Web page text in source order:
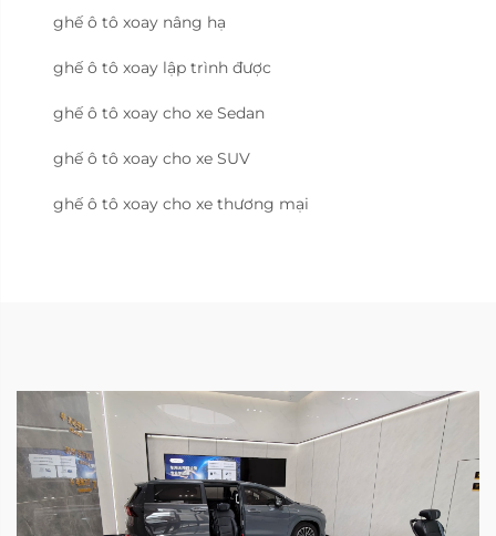
ghế ô tô xoay nâng hạ
ghế ô tô xoay lập trình được
ghế ô tô xoay cho xe Sedan
ghế ô tô xoay cho xe SUV
ghế ô tô xoay cho xe thương mại